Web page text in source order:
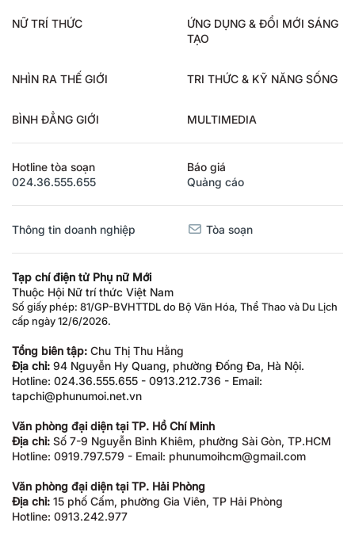
NỮ TRÍ THỨC
ỨNG DỤNG & ĐỔI MỚI SÁNG
TẠO
NHÌN RA THẾ GIỚI TRI THỨC & KỸ NĂNG SỐNG
BÌNH ĐẲNG GIỚI MULTIMEDIA
Hotline tòa soạn
024.36.555.655
Báo giá
Quảng cáo
Thông tin doanh nghiệp Tòa soạn
Tạp chí điện tử Phụ nữ Mới
Thuộc Hội Nữ trí thức Việt Nam
Số giấy phép: 81/GP-BVHTTDL do Bộ Văn Hóa, Thể Thao và Du Lịch
cấp ngày 12/6/2026.
Tổng biên tập: Chu Thị Thu Hằng
Địa chỉ: 94 Nguyễn Hy Quang, phường Đống Đa, Hà Nội.
Hotline: 024.36.555.655 - 0913.212.736 - Email:
tapchi@phunumoi.net.vn
Văn phòng đại diện tại TP. Hồ Chí Minh
Địa chỉ: Số 7-9 Nguyễn Bỉnh Khiêm, phường Sài Gòn, TP.HCM
Hotline: 0919.797.579 - Email: phunumoihcm@gmail.com
Văn phòng đại diện tại TP. Hải Phòng
Địa chỉ: 15 phố Cấm, phường Gia Viên, TP Hải Phòng
Hotline: 0913.242.977